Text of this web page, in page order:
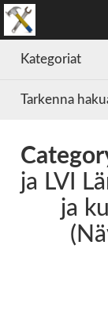
Kategoriat
Tarkenna
ja LVI
ja